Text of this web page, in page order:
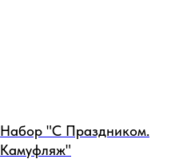
Набор "С Праздником.
Камуфляж"